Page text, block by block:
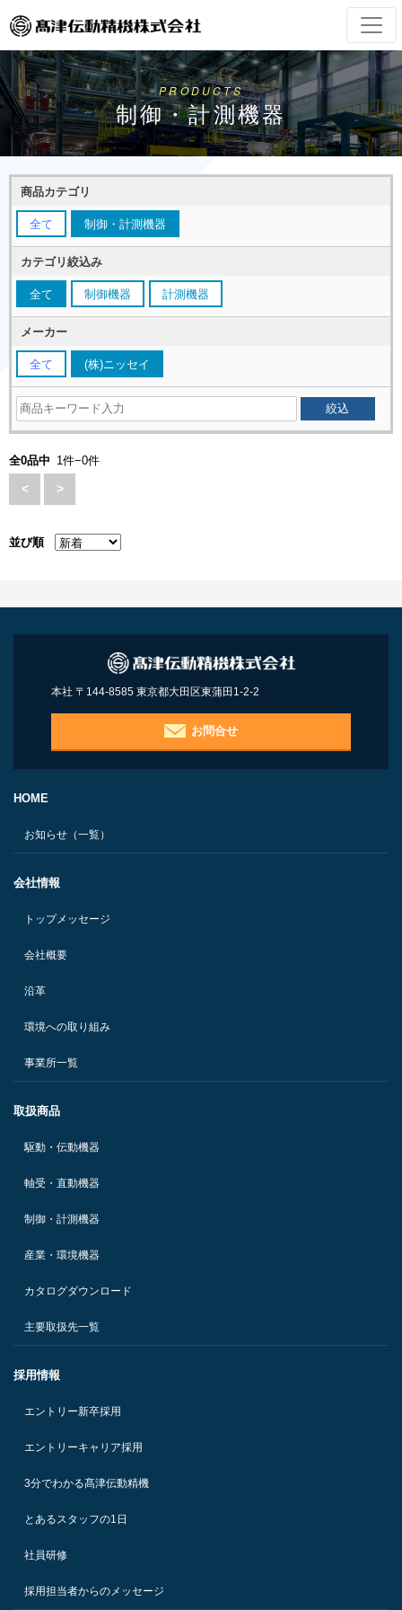
PRODUCTS
制御・計測機器
商品カテゴリ
全て 制御・計測機器
カテゴリ絞込み
全て 制御機器 計測機器
メーカー
全て (株)ニッセイ
全0品中 1件−0件
< >
並び順
本社 〒144-8585 東京都大田区東蒲田1-2-2
お問合せ
HOME
お知らせ（一覧）
会社情報
トップメッセージ
会社概要
沿革
環境への取り組み
事業所一覧
取扱商品
駆動・伝動機器
軸受・直動機器
制御・計測機器
産業・環境機器
カタログダウンロード
主要取扱先一覧
採用情報
エントリー新卒採用
エントリーキャリア採用
3分でわかる髙津伝動精機
とあるスタッフの1日
社員研修
採用担当者からのメッセージ